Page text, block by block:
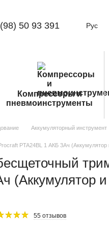
50 93 391 Рус
Компрессоры и
пневмоинструменты
Аккумуляторный инструмент
PTA24BL 1 АКБ 3Ач (Аккумулятор
(Аккумулятор
55 отзывов